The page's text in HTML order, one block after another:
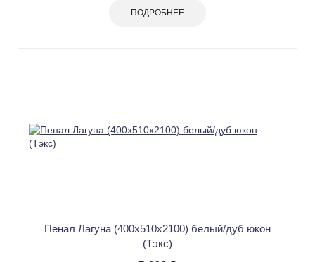
ПОДРОБНЕЕ
Пенал Лагуна (400х510х2100) белый/дуб юкон
(Тэкс)